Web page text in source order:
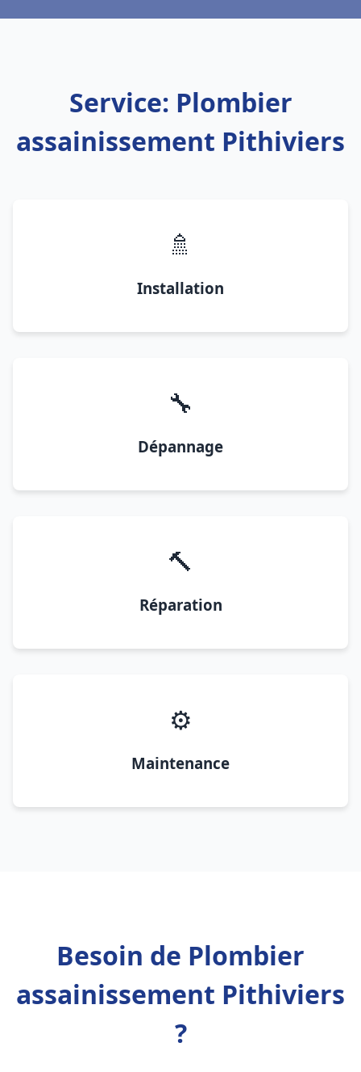
Service: Plombier
assainissement Pithiviers
🚿
Installation
🔧
Dépannage
🔨
Réparation
⚙️
Maintenance
Besoin de Plombier
assainissement Pithiviers
?